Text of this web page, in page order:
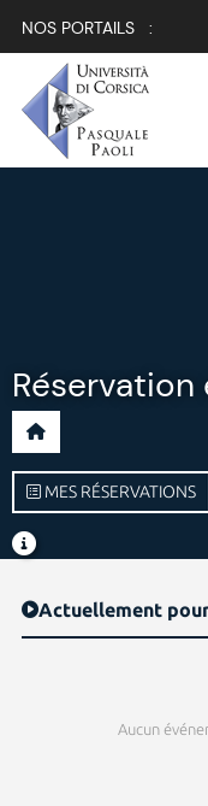
NOS PORTAILS :
MES RÉSERVATIONS
Actuellement
Aucun